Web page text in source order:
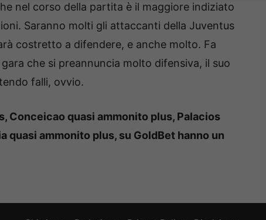
nel corso della partita è il maggiore indiziato
Saranno molti gli attaccanti della Juventus
costretto a difendere, e anche molto. Fa
che si preannuncia molto difensiva, il suo
falli, ovvio.
Conceicao quasi ammonito plus, Palacios
quasi ammonito plus, su GoldBet hanno un